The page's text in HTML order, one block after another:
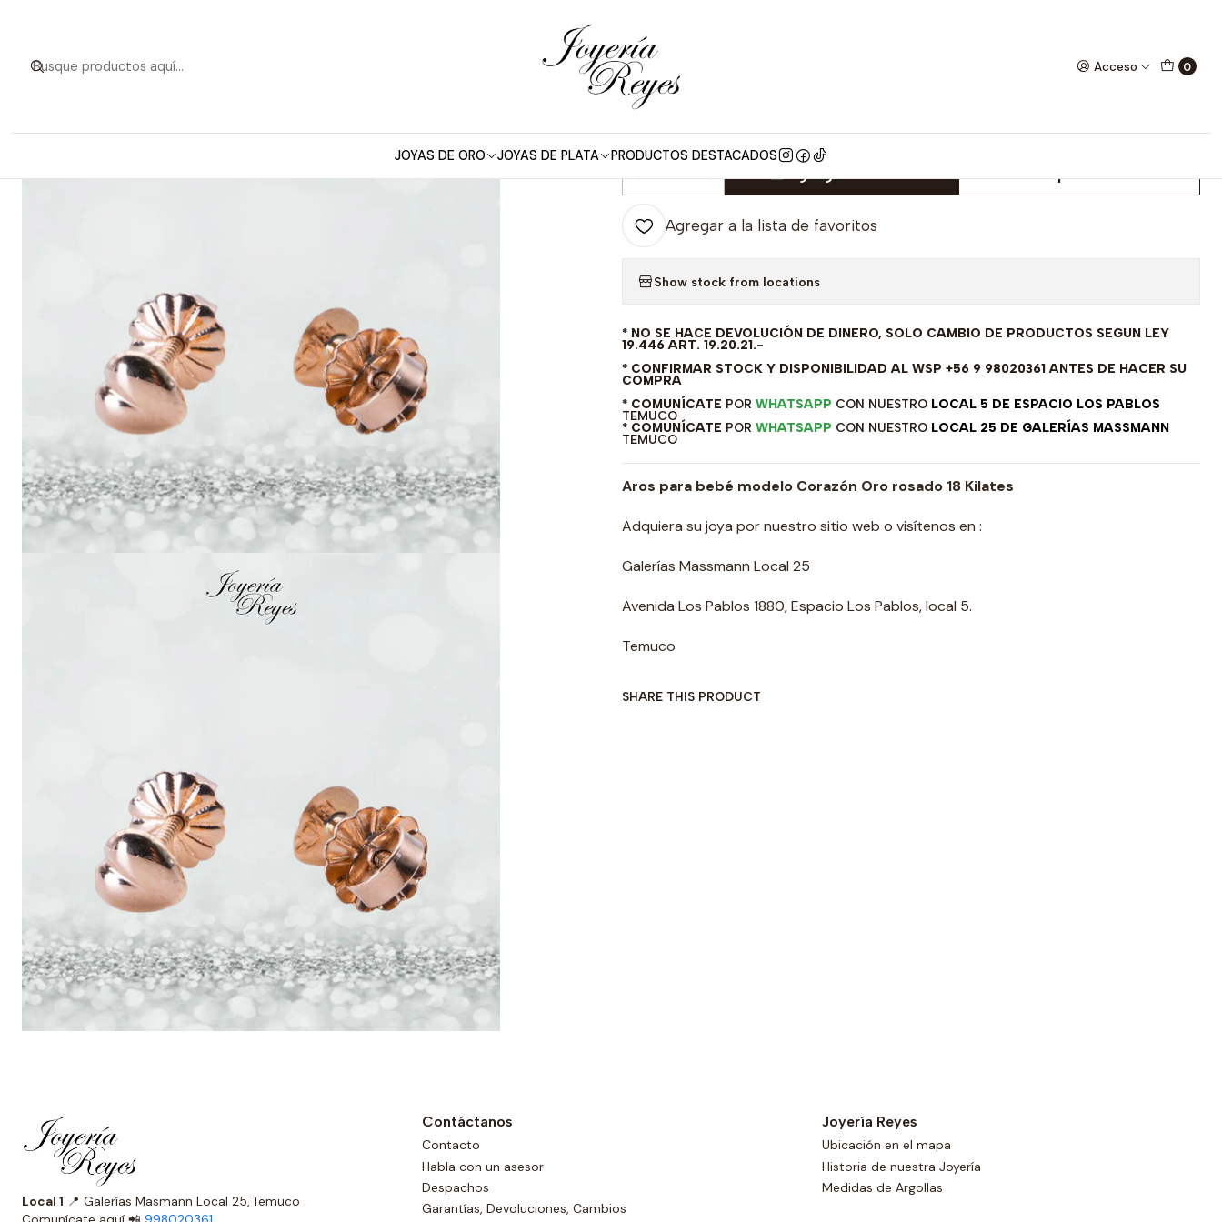
Acceso 0
JOYAS DE ORO JOYAS DE PLATA PRODUCTOS DESTACADOS
|
Aros para bebé modelo Corazón Oro rosado
18 Kilates 1.0 grs aprox
Cantidad
Agregar a la lista de favoritos
Show stock from locations
* NO SE HACE DEVOLUCIÓN DE DINERO, SOLO CAMBIO DE PRODUCTOS SEGUN LEY
19.446 ART. 19.20.21.-
* CONFIRMAR STOCK Y DISPONIBILIDAD AL WSP +56 9 98020361 ANTES DE HACER SU
COMPRA
* COMUNÍCATE POR WHATSAPP CON NUESTRO LOCAL 5 DE ESPACIO LOS PABLOS
TEMUCO
* COMUNÍCATE POR WHATSAPP CON NUESTRO LOCAL 25 DE GALERÍAS MASSMANN
TEMUCO
Aros para bebé modelo Corazón Oro rosado 18 Kilates
Adquiera su joya por nuestro sitio web o visítenos en :
Galerías Massmann Local 25
Avenida Los Pablos 1880, Espacio Los Pablos, local 5.
Temuco
SHARE THIS PRODUCT
Local 1 📍 Galerías Masmann Local 25, Temuco
Contáctanos
Contacto
Habla con un asesor
Despachos
Garantías, Devoluciones, Cambios
Joyería Reyes
Ubicación en el mapa
Historia de nuestra Joyería
Medidas de Argollas